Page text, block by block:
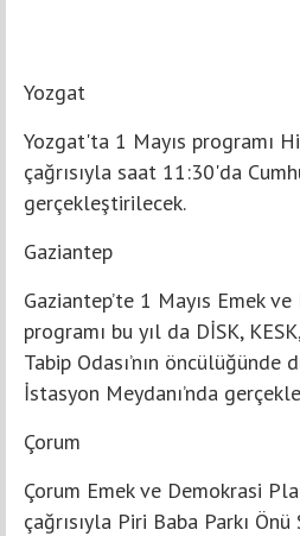
Yozgat
Yozgat'ta 1 Mayıs programı
çağrısıyla saat 11:30'da
gerçekleştirilecek.
Gaziantep
Gaziantep’te 1 Mayıs Emek ve
programı bu yıl da DİSK,
Tabip Odası’nın öncülüğünde
İstasyon Meydanı’nda
Çorum
Çorum Emek ve Demokrasi
çağrısıyla Piri Baba Parkı